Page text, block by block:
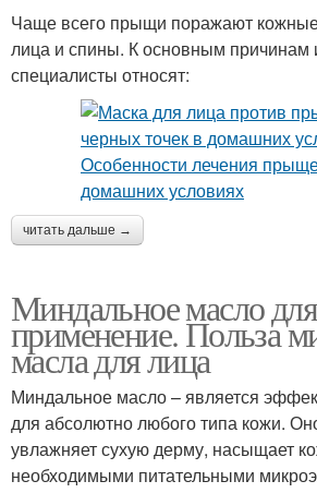
Чаще всего прыщи поражают
лица и спины. К основным причинам
специалисты относят:
читать дальше →
Миндальное масло
применение. Польза
масла для лица
Миндальное масло – является
для абсолютно любого типа кожи.
увлажняет сухую дерму, насыщает
необходимыми питательными